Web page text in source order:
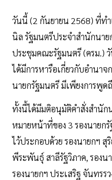
วันนี้ (2 กันยายน 2568) ที่ท
นิล รัฐมนตรีประจำสำนักนาย
ประชุมคณะรัฐมนตรี (ครม.)
ได้มีการหารือเกี่ยวกับอำนาจ
นายกรัฐมนตรี มีเพียงการพูด
ทั้งนี้ได้มีมติอนุมัติคำสั่งสำนัก
หมายหน้าที่ของ 3 รองนายก
ไว้ประกอบด้วย รองนายกฯ สุ
พีระพันธุ์ สาลีรัฐวิภาค, รอง
รองนายกฯ ประเสริฐ จันทรร